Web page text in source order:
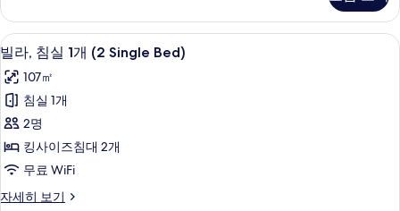
모
두
보
기
1
개
(King
Bed)
자
세
히
보
기
빌
라,
침
실
1
개
(2
Single
객실 내 금고, 책상, 노트북 작업 공간,
12
빌라, 침실 1개 (2 Single Bed)
107㎡
침실 1개
2명
킹사이즈침대 2개
무료 WiFi
자세히 보기
빌